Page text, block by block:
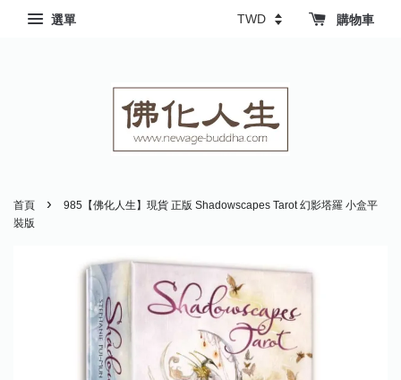
選單 購物車
首頁 ›
985【佛化人生】現貨 正版 Shadowscapes Tarot 幻影塔羅 小盒平
裝版